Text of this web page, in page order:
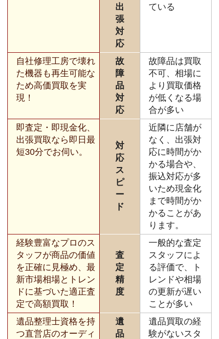
出
張
対
応
ている
自社修理工房で壊れ
た機器も再生可能な
ため高価買取を実
現！
故
障
品
対
応
故障品は買取
不可、相場に
より買取価格
が低くなる場
合が多い
即査定・即現金化、
出張買取なら即日最
短30分でお伺い。
対
応
ス
ピ
ー
ド
近隣に店舗が
なく、出張対
応に時間がか
かる場合や、
振込対応が多
いため現金化
まで時間がか
かることがあ
ります。
経験豊富なプロのス
タッフが商品の価値
を正確に見極め、最
新市場相場とトレン
ドに基づいた適正査
定で高額買取！
査
定
精
度
一般的な査定
スタッフによ
る評価で、ト
レンドや相場
の更新が遅い
ことが多い
遺品整理士資格を持
つ直営店のオーディ
遺
品
遺品買取の経
験がないスタ